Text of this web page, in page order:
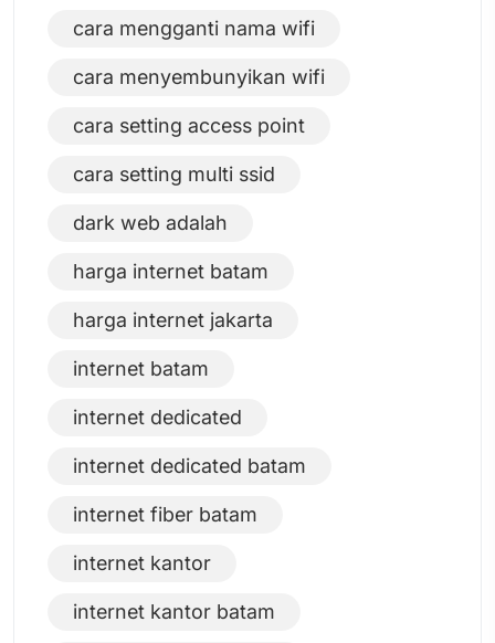
cara mengganti nama wifi
cara menyembunyikan wifi
cara setting access point
cara setting multi ssid
dark web adalah
harga internet batam
harga internet jakarta
internet batam
internet dedicated
internet dedicated batam
internet fiber batam
internet kantor
internet kantor batam